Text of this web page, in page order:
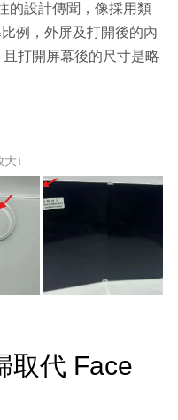
的設計傳聞，像採用類
例，外屏及打開後的內
打開屏幕後的尺寸是略
大↓
取代 Face